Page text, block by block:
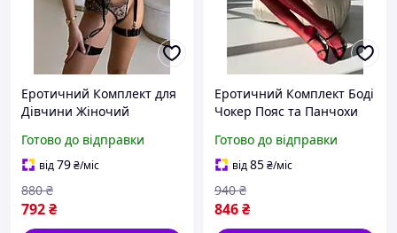
Еротичний Комплект для
Дівчини Жіночий
Нижньої Білизни Трусики
Бюстгальтер та Пояс з
Гартерами
Готово до відправки
від79₴/міс
792₴
880 ₴
Еротичний Комплект Боді
Чокер Пояс та Панчохи
Боді Сексуальна Нижня
Білизна Інтимний Одяг
для Жінки L
Готово до відправки
від85₴/міс
846₴
940 ₴